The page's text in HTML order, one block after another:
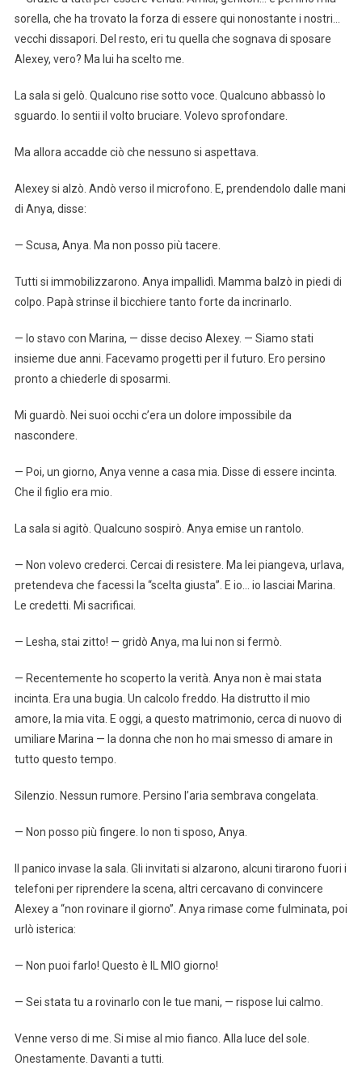
sorella, che ha trovato la forza di essere qui nonostante i nostri…
vecchi dissapori. Del resto, eri tu quella che sognava di sposare
Alexey, vero? Ma lui ha scelto me.
La sala si gelò. Qualcuno rise sotto voce. Qualcuno abbassò lo
sguardo. Io sentii il volto bruciare. Volevo sprofondare.
Ma allora accadde ciò che nessuno si aspettava.
Alexey si alzò. Andò verso il microfono. E, prendendolo dalle mani
di Anya, disse:
— Scusa, Anya. Ma non posso più tacere.
Tutti si immobilizzarono. Anya impallidì. Mamma balzò in piedi di
colpo. Papà strinse il bicchiere tanto forte da incrinarlo.
— Io stavo con Marina, — disse deciso Alexey. — Siamo stati
insieme due anni. Facevamo progetti per il futuro. Ero persino
pronto a chiederle di sposarmi.
Mi guardò. Nei suoi occhi c’era un dolore impossibile da
nascondere.
— Poi, un giorno, Anya venne a casa mia. Disse di essere incinta.
Che il figlio era mio.
La sala si agitò. Qualcuno sospirò. Anya emise un rantolo.
— Non volevo crederci. Cercai di resistere. Ma lei piangeva, urlava,
pretendeva che facessi la “scelta giusta”. E io… io lasciai Marina.
Le credetti. Mi sacrificai.
— Lesha, stai zitto! — gridò Anya, ma lui non si fermò.
— Recentemente ho scoperto la verità. Anya non è mai stata
incinta. Era una bugia. Un calcolo freddo. Ha distrutto il mio
amore, la mia vita. E oggi, a questo matrimonio, cerca di nuovo di
umiliare Marina — la donna che non ho mai smesso di amare in
tutto questo tempo.
Silenzio. Nessun rumore. Persino l’aria sembrava congelata.
— Non posso più fingere. Io non ti sposo, Anya.
Il panico invase la sala. Gli invitati si alzarono, alcuni tirarono fuori i
telefoni per riprendere la scena, altri cercavano di convincere
Alexey a “non rovinare il giorno”. Anya rimase come fulminata, poi
urlò isterica:
— Non puoi farlo! Questo è IL MIO giorno!
— Sei stata tu a rovinarlo con le tue mani, — rispose lui calmo.
Venne verso di me. Si mise al mio fianco. Alla luce del sole.
Onestamente. Davanti a tutti.